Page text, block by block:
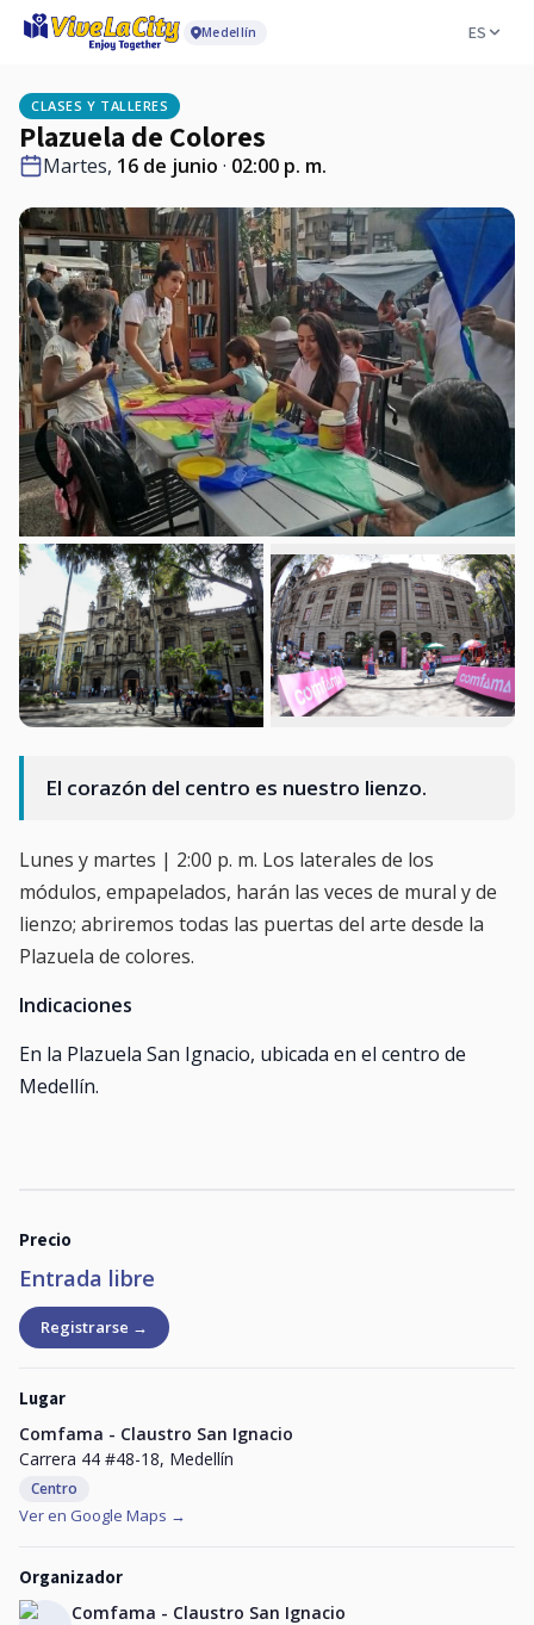
Medellín ES
CLASES Y TALLERES
Plazuela de Colores
Martes, 16 de junio · 02:00 p. m.
El corazón del centro es nuestro lienzo.
Lunes y martes | 2:00 p. m. Los laterales de los
módulos, empapelados, harán las veces de mural y de
lienzo; abriremos todas las puertas del arte desde la
Plazuela de colores.
Indicaciones
En la Plazuela San Ignacio, ubicada en el centro de
Medellín.
Precio
Entrada libre
Registrarse →
Lugar
Comfama - Claustro San Ignacio
Carrera 44 #48-18, Medellín
Centro
Ver en Google Maps →
Organizador
Comfama - Claustro San Ignacio